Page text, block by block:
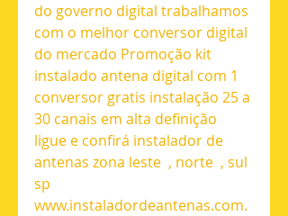
do governo digital trabalhamos
com o melhor conversor digital
do mercado Promoção kit
instalado antena digital com 1
conversor gratis instalação 25 a
30 canais em alta definição
ligue e confirá instalador de
antenas zona leste  , norte  , sul
sp
www.instaladordeantenas.com.